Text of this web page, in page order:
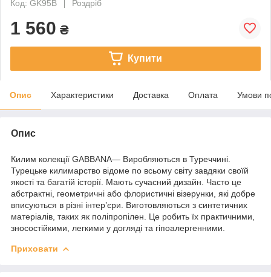
Код: GK95B
Роздріб
1 560 ₴
Купити
Опис Характеристики Доставка Оплата Умови
Опис
Килим колекції GABBANA— Виробляються в Туреччині.
Турецьке килимарство відоме по всьому світу завдяки своїй
якості та багатій історії. Мають сучасний дизайн. Часто це
абстрактні, геометричні або флористичні візерунки, які добре
вписуються в різні інтер’єри. Виготовляються з синтетичних
матеріалів, таких як поліпропілен. Це робить їх практичними,
зносостійкими, легкими у догляді та гіпоалергенними.
Приховати